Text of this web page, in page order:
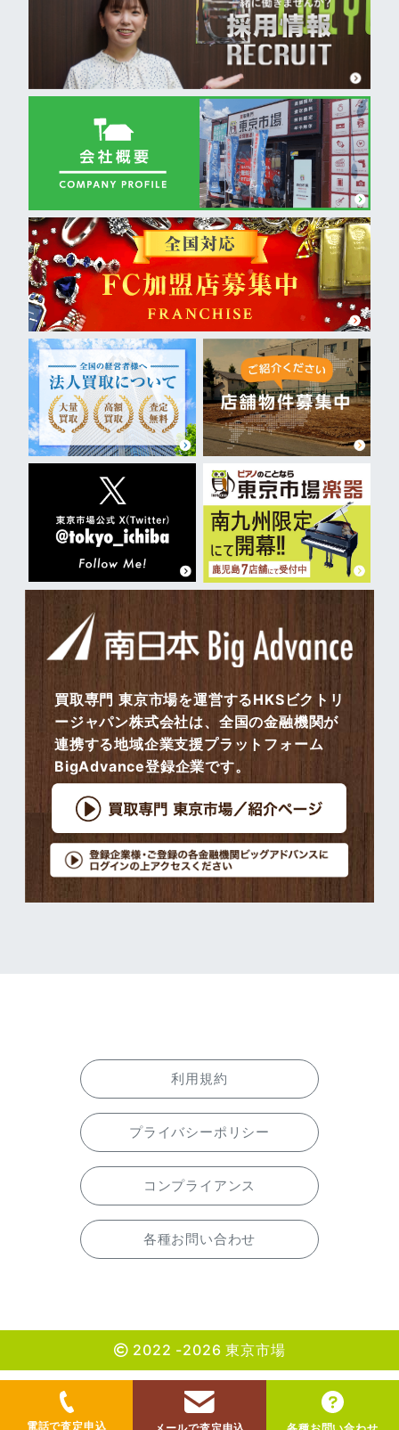
買取専門 東京市場を運営するHKSビクトリ
ージャパン株式会社は、全国の金融機関が
連携する地域企業支援プラットフォーム
BigAdvance登録企業です。
利用規約
プライバシーポリシー
コンプライアンス
各種お問い合わせ
2022 -2026 東京市場
電話で査定申込